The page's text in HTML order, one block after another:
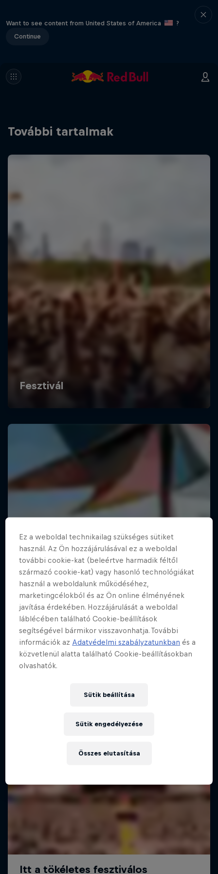
Want to see content from United States of America
?
Continue
További tartalmak
Ez a weboldal technikailag szükséges sütiket
használ. Az Ön hozzájárulásával ez a weboldal
további cookie-kat (beleértve harmadik féltől
származó cookie-kat) vagy hasonló technológiákat
használ a weboldalunk működéséhez,
marketingcélokból és az Ön online élményének
javítása érdekében. Hozzájárulását a weboldal
láblécében található Cookie-beállítások
segítségével bármikor visszavonhatja. További
információk az Adatvédelmi szabályzatunkban és a
közvetlenül alatta található Cookie-beállításokban
olvashatók.
Sütik beállítása
Összes elutasítása
Sütik engedélyezése